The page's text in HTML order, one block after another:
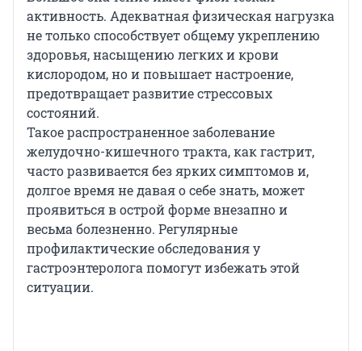
активность. Адекватная физическая нагрузка
не только способствует общему укреплению
здоровья, насыщению легких и крови
кислородом, но и повышает настроение,
предотвращает развитие стрессовых
состояний.
Такое распространенное заболевание
желудочно-кишечного тракта, как гастрит,
часто развивается без ярких симптомов и,
долгое время не давая о себе знать, может
проявиться в острой форме внезапно и
весьма болезненно. Регулярные
профилактические обследования у
гастроэнтеролога помогут избежать этой
ситуации.